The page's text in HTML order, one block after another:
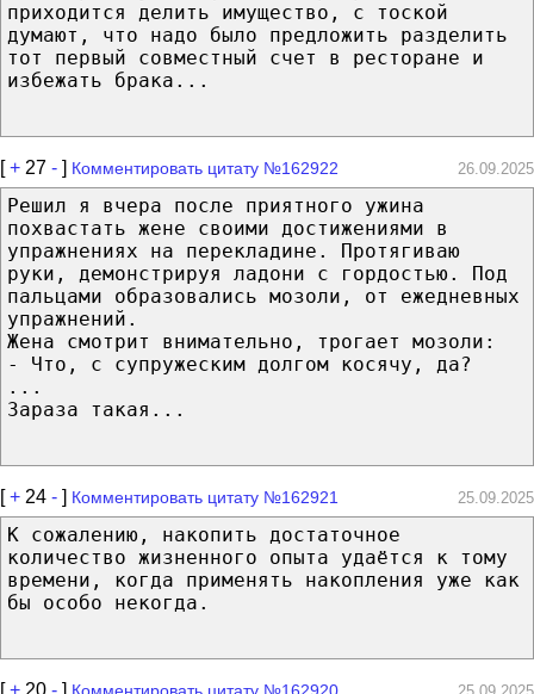
приходится делить имущество, с тоской
думают, что надо было предложить разделить
тот первый совместный счет в ресторане и
избежать брака...
[+ 27 - ] Комментировать цитату №162922 26.09.2025
Решил я вчера после приятного ужина
похвастать жене своими достижениями в
упражнениях на перекладине. Протягиваю
руки, демонстрируя ладони с гордостью. Под
пальцами образовались мозоли, от ежедневных
упражнений.
Жена смотрит внимательно, трогает мозоли:
- Что, с супружеским долгом косячу, да?
...
Зараза такая...
[+ 24 - ] Комментировать цитату №162921 25.09.2025
К сожалению, накопить достаточное
количество жизненного опыта удаётся к тому
времени, когда применять накопления уже как
бы особо некогда.
[+ 20 - ] Комментировать цитату №162920